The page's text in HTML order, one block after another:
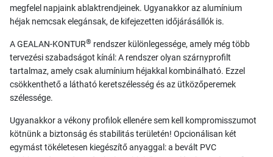
megfelel napjaink ablaktrendjeinek. Ugyanakkor az alumínium
héjak nemcsak elegánsak, de kifejezetten időjárásállók is.
A GEALAN-KONTUR® rendszer különlegessége, amely még több
tervezési szabadságot kínál: A rendszer olyan szárnyprofilt
tartalmaz, amely csak alumínium héjakkal kombinálható. Ezzel
csökkenthető a látható keretszélesség és az ütközőperemek
szélessége.
Ugyanakkor a vékony profilok ellenére sem kell kompromisszumot
kötnünk a biztonság és stabilitás területén! Opcionálisan két
egymást tökéletesen kiegészítő anyaggal: a bevált PVC